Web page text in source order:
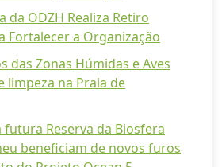
da ODZH Realiza Retiro
Fortalecer a Organização
das Zonas Húmidas e Aves
limpeza na Praia de
futura Reserva da Biosfera
beneficiam de novos furos